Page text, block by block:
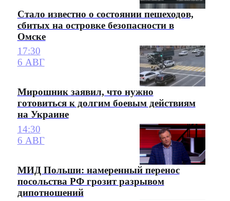
Стало известно о состоянии пешеходов,
сбитых на островке безопасности в
Омске
17:30
6 АВГ
Мирошник заявил, что нужно
готовиться к долгим боевым действиям
на Украине
14:30
6 АВГ
МИД Польши: намеренный перенос
посольства РФ грозит разрывом
дипотношений